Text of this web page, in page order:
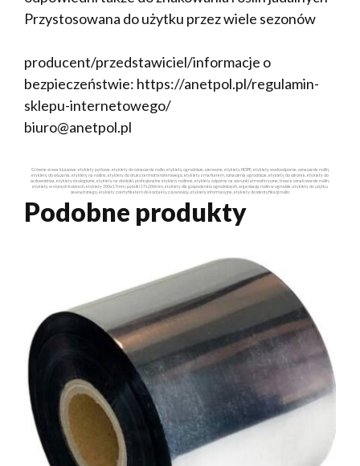
Przystosowana do użytku przez wiele sezonów
producent/przedstawiciel/informacje o
bezpieczeństwie: https://anetpol.pl/regulamin-
sklepu-internetowego/
biuro@anetpol.pl
Główne słowa kluczowe: etykiety pętlowe, etykiety do oznaczania roślin, etykiety ogrodnicze, czerwone, etykiety HDPE, etykiety wodoodporne, oznaczanie roślin,
etykiety do wiązania, etykiety na rośliny, etykiety do druku termotransferowego, etykiety z markerem, oznaczenia ogrodnicze, etykiety do szkółek, etykiety do
sadownictwa, etykiety ekologiczne, etykiety na doniczki, profesjonalne etykiety roślinne, etykiety odporne na warunki atmosferyczne, trwałe oznakowanie roślin,
etykiety w różnych kolorach, etykiety 200x17mm, pętelki 17x200mm, etykiety dla gospodarstw ogrodniczych, organizacja roślin w ogrodzie, etykiety do użytku
zewnętrznego, etykiety z certyfikatem do kontaktu z żywnością, etykiety informacyjne, etykiety do identyfikacji roślin.
Podobne produkty